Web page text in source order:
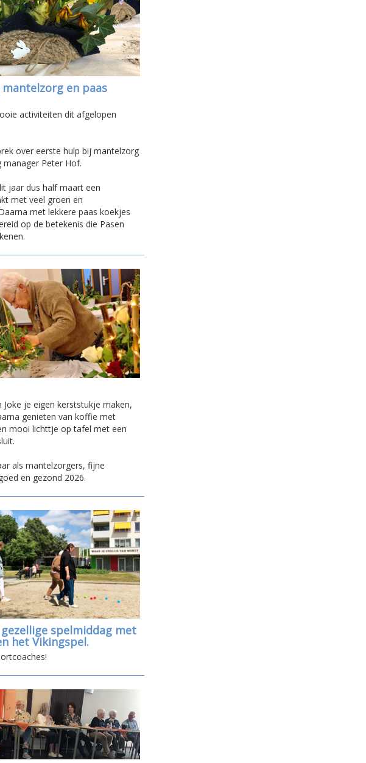
en paas
activiteiten dit afgelopen
over eerste hulp bij mantelzorg
Peter Hof.
jaar dus half maart een
met veel groen en
met lekkere paas koekjes
op de betekenis die Pasen
Joke je eigen kerststukje maken,
genieten van koffie met
mooi lichttje op tafel met een
als mantelzorgers, fijne
en gezond 2026.
spelmiddag met
het Vikingspel.